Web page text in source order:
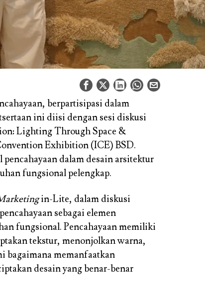
berpartisipasi dalam
ini diisi dengan sesi diskusi
Lighting Through Space &
Exhibition (ICE) BSD.
dalam desain arsitektur
fungsional pelengkap.
in-Lite, dalam diskusi
sebagai elemen
fungsional. Pencahayaan memiliki
tekstur, menonjolkan warna,
bagaimana memanfaatkan
desain yang benar-benar